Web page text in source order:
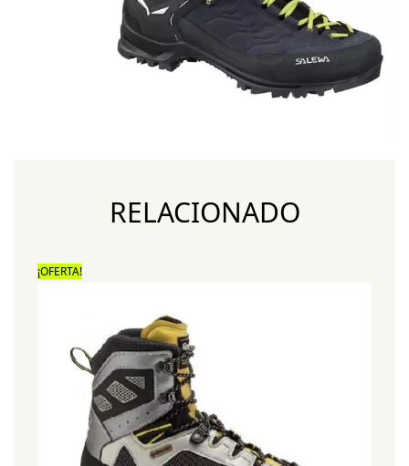
RELACIONADO
¡OFERTA!